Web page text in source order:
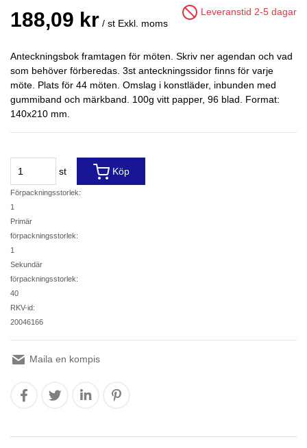
188,09 kr / st Exkl. moms
Leveranstid 2-5 dagar
Anteckningsbok framtagen för möten. Skriv ner agendan och vad
som behöver förberedas. 3st anteckningssidor finns för varje
möte. Plats för 44 möten. Omslag i konstläder, inbunden med
gummiband och märkband. 100g vitt papper, 96 blad. Format:
140x210 mm.
st
Förpackningsstorlek:
1
Primär
förpackningsstorlek:
1
Sekundär
förpackningsstorlek:
40
RKV-id:
20046166
Köp
Maila en kompis